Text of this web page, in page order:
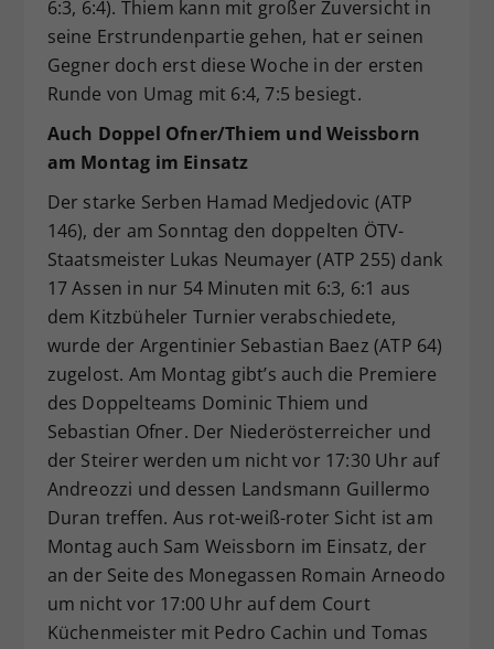
6:3, 6:4). Thiem kann mit großer Zuversicht in
seine Erstrundenpartie gehen, hat er seinen
Gegner doch erst diese Woche in der ersten
Runde von Umag mit 6:4, 7:5 besiegt.
Auch Doppel Ofner/Thiem und Weissborn
am Montag im Einsatz
Der starke Serben Hamad Medjedovic (ATP
146), der am Sonntag den doppelten ÖTV-
Staatsmeister Lukas Neumayer (ATP 255) dank
17 Assen in nur 54 Minuten mit 6:3, 6:1 aus
dem Kitzbüheler Turnier verabschiedete,
wurde der Argentinier Sebastian Baez (ATP 64)
zugelost. Am Montag gibt’s auch die Premiere
des Doppelteams Dominic Thiem und
Sebastian Ofner. Der Niederösterreicher und
der Steirer werden um nicht vor 17:30 Uhr auf
Andreozzi und dessen Landsmann Guillermo
Duran treffen. Aus rot-weiß-roter Sicht ist am
Montag auch Sam Weissborn im Einsatz, der
an der Seite des Monegassen Romain Arneodo
um nicht vor 17:00 Uhr auf dem Court
Küchenmeister mit Pedro Cachin und Tomas